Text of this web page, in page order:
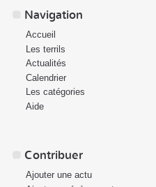
Navigation
Accueil
Les terrils
Actualités
Calendrier
Les catégories
Aide
Contribuer
Ajouter une actu